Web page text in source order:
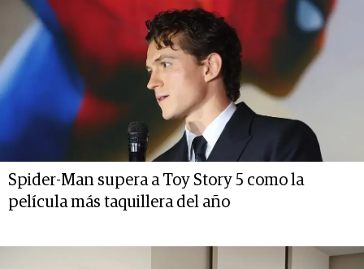
Spider-Man supera a Toy Story 5 como la
película más taquillera del año